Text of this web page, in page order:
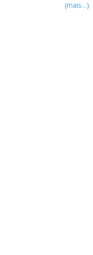
(mais…)